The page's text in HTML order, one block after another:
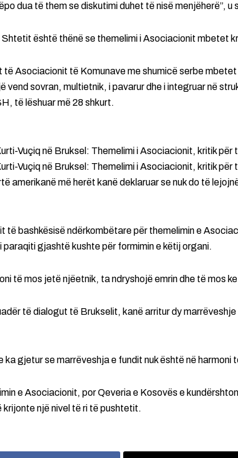
dua të them se diskutimi duhet të nisë menjëherë”, u
është thënë se themelimi i Asociacionit mbetet
Asociacionit të Komunave me shumicë serbe mbetet
vend sovran, multietnik, i pavarur dhe i integruar në
të lëshuar më 28 shkurt.
Vuçiq në Bruksel: Themelimi i Asociacionit, kritik për
Vuçiq në Bruksel: Themelimi i Asociacionit, kritik për
amerikanë më herët kanë deklaruar se nuk do të
të bashkësisë ndërkombëtare për themelimin e
paraqiti gjashtë kushte për formimin e këtij organi.
të mos jetë njëetnik, ta ndryshojë emrin dhe të mos
të dialogut të Brukselit, kanë arritur dy
ka gjetur se marrëveshja e fundit nuk është në harmoni
e Asociacionit, por Qeveria e Kosovës e
një nivel të ri të pushtetit.